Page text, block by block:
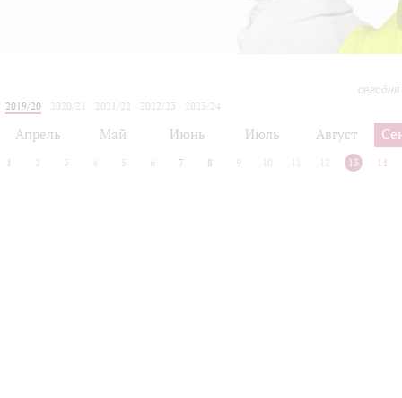
2019/20
2020/21 2021/22 2022/23
2023/24
Апрель Май Июнь Июль Август
1 2 3 4 5 6 7 8 9 10 12 13 14